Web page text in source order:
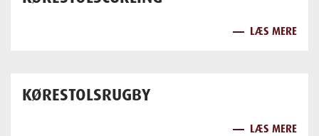
LÆS MERE
KØRESTOLSRUGBY
LÆS MERE